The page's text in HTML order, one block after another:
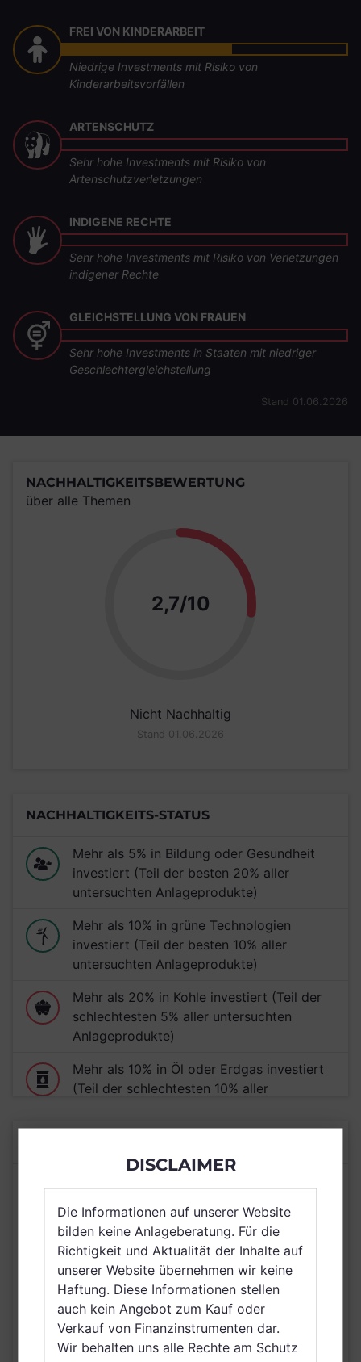
FREI VON KINDERARBEIT
Niedrige Investments mit Risiko von
Kinderarbeitsvorfällen
ARTENSCHUTZ
Sehr hohe Investments mit Risiko von
Artenschutzverletzungen
INDIGENE RECHTE
Sehr hohe Investments mit Risiko von Verletzungen
indigener Rechte
GLEICHSTELLUNG VON FRAUEN
Sehr hohe Investments in Staaten mit niedriger
Geschlechtergleichstellung
Stand 01.06.2026
NACHHALTIGKEITSBEWERTUNG
über alle Themen
2,7/10 Punkte
Nicht Nachhaltig
Stand 01.06.2026
NACHHALTIGKEITS-STATUS
Mehr als 5% in Bildung oder Gesundheit
investiert (Teil der besten 20% aller
untersuchten Anlageprodukte)
Mehr als 10% in grüne Technologien
investiert (Teil der besten 10% aller
untersuchten Anlageprodukte)
Mehr als 20% in Kohle investiert (Teil der
schlechtesten 5% aller untersuchten
Anlageprodukte)
Mehr als 10% in Öl oder Erdgas investiert
(Teil der schlechtesten 10% aller
investiert (Teil der schlechtesten 10% aller
Mehr als 30% in Positionen mit Vorfällen
mit negativem Einfluss auf die
Gleichstellung von Frauen investiert (Teil
der schlechtesten 5% aller untersuchten
Anlageprodukte)
Mehr als 30% in Positionen mit Risiko von
Verletzungen indigener Rechte investiert
RENDITE (3 JAHRE)
21,25%
Stand 31.05.2026
VOLUMEN
1,8 Milliarden USD
Stand 31.05.2026
RISIKO
mittel
DISCLAIMER
Die Informationen auf unserer Website
bilden keine Anlageberatung. Für die
Richtigkeit und Aktualität der Inhalte auf
unserer Website übernehmen wir keine
Haftung. Diese Informationen stellen
auch kein Angebot zum Kauf oder
Verkauf von Finanzinstrumenten dar.
Wir behalten uns alle Rechte am Schutz